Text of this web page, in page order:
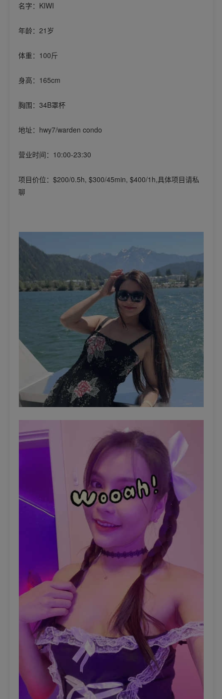
名字：KIWI
年龄：21岁
体重：100斤
身高：165cm
胸围：34B罩杯
地址：hwy7/warden condo
营业时间：10:00-23:30
项目价位：$200/0.5h, $300/45min, $400/1h,具体项目请私
聊